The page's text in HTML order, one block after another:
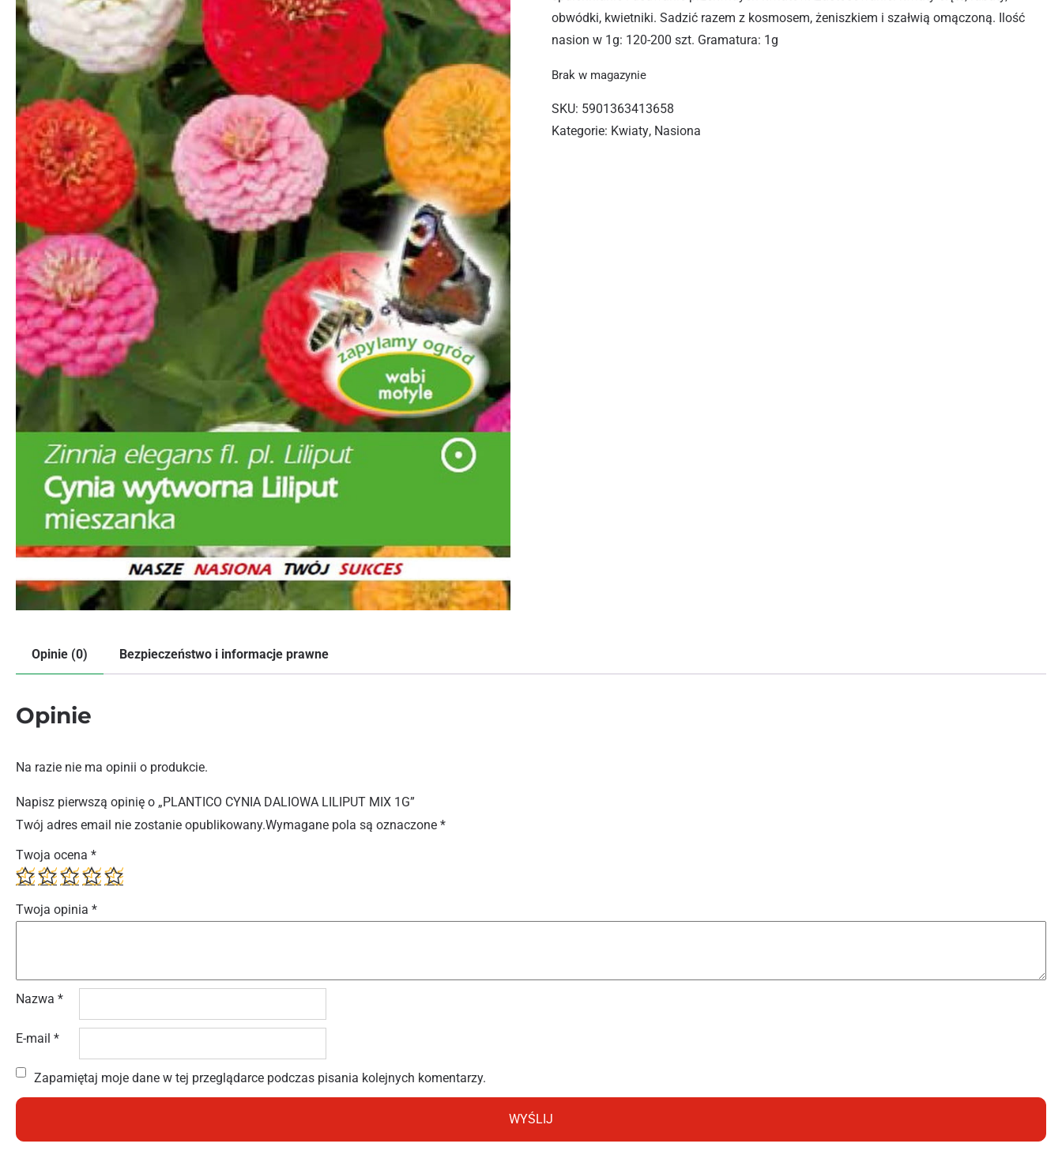
obwódki, kwietniki. Sadzić razem z kosmosem, żeniszkiem i szałwią omączoną. Ilość
nasion w 1g: 120-200 szt. Gramatura: 1g
Brak w magazynie
SKU: 5901363413658
Kategorie: Kwiaty, Nasiona
Opinie (0) Bezpieczeństwo i informacje prawne
Opinie
Na razie nie ma opinii o produkcie.
Napisz pierwszą opinię o „PLANTICO CYNIA DALIOWA LILIPUT MIX 1G”
Twój adres email nie zostanie opublikowany.Wymagane pola są oznaczone *
Twoja ocena *
Twoja opinia *
Nazwa *
E-mail *
Zapamiętaj moje dane w tej przeglądarce podczas pisania kolejnych komentarzy.